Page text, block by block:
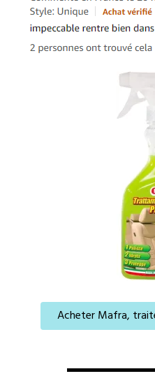
Acheter Mafra,